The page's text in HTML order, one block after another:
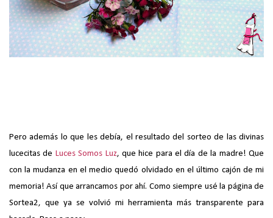
Pero además lo que les debía, el resultado del sorteo de las divinas
lucecitas de Luces Somos Luz, que hice para el día de la madre! Que
con la mudanza en el medio quedó olvidado en el último cajón de mi
memoria! Así que arrancamos por ahí. Como siempre usé la página de
Sortea2, que ya se volvió mi herramienta más transparente para